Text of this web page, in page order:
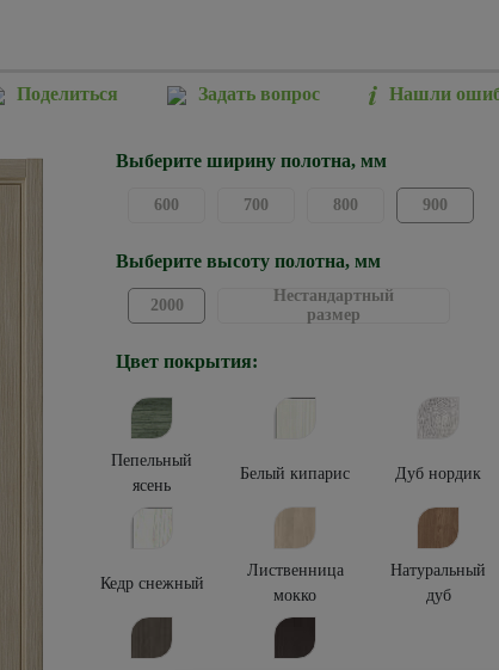
Поделиться Задать вопрос Нашли
Выберите ширину полотна, мм
600 700 800 900
Выберите высоту полотна, мм
2000
Нестандартный
размер
Цвет покрытия:
Пепельный
ясень
Белый кипарис Дуб нордик
Кедр снежный
Лиственница
мокко
Натуральный
дуб